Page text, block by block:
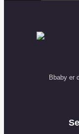
Bbaby er